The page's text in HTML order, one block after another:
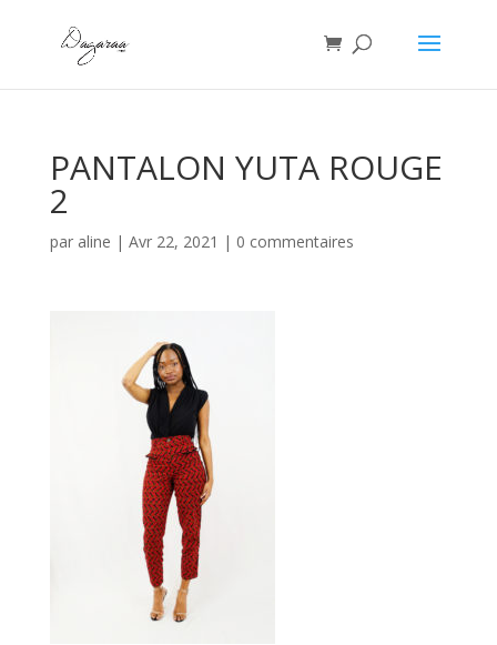
PANTALON YUTA ROUGE
2
par aline | Avr 22, 2021 | 0 commentaires